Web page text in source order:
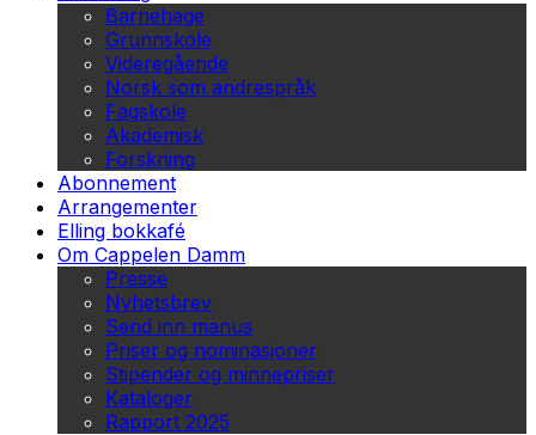
Barnehage
Grunnskole
Videregående
Norsk som andrespråk
Fagskole
Akademisk
Forskning
Abonnement
Arrangementer
Elling bokkafé
Om Cappelen Damm
Presse
Nyhetsbrev
Send inn manus
Priser og nominasjoner
Stipender og minnepriser
Kataloger
Rapport 2025